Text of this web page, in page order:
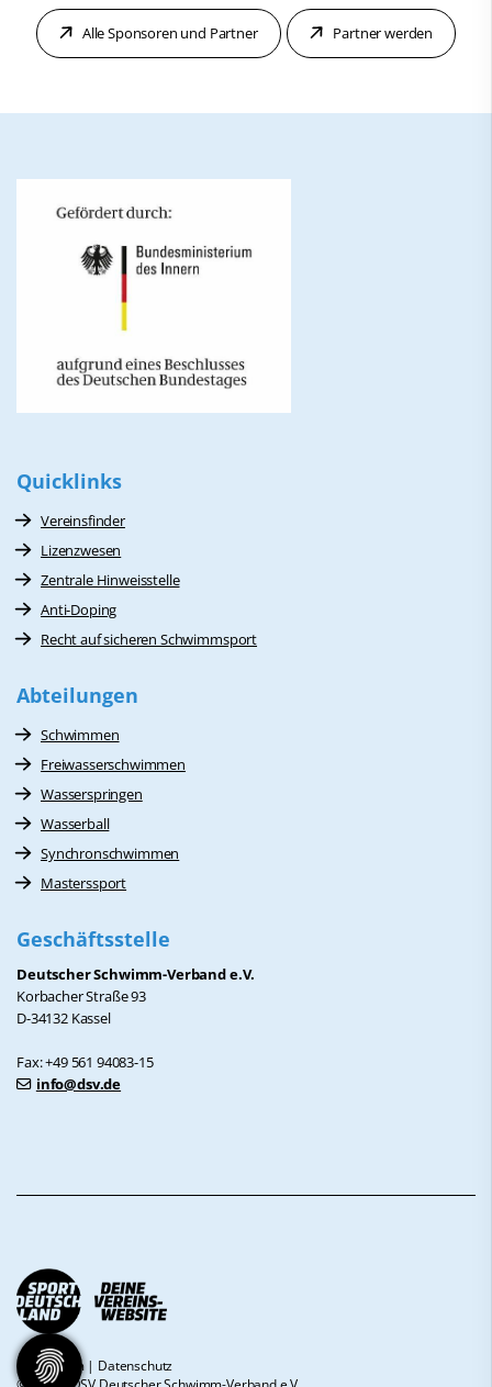
Alle Sponsoren und Partner Partner werden
Quicklinks
Vereinsfinder
Lizenzwesen
Zentrale Hinweisstelle
Anti-Doping
Recht auf sicheren Schwimmsport
Abteilungen
Schwimmen
Freiwasserschwimmen
Wasserspringen
Wasserball
Synchronschwimmen
Masterssport
Geschäftsstelle
Deutscher Schwimm-Verband e.V.
Korbacher Straße 93
D-34132 Kassel
Fax: +49 561 94083-15
info@dsv.de
Impressum| Datenschutz